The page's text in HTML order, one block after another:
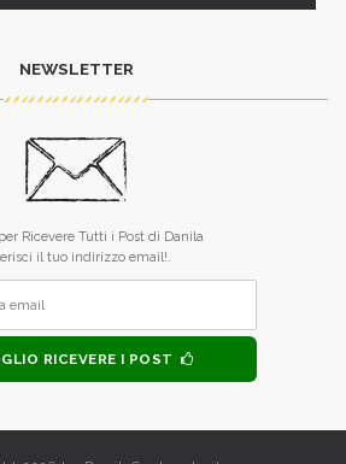
NEWSLETTER
Ricevere Tutti i Post di Danila
il tuo indirizzo email!.
RICEVERE I POST